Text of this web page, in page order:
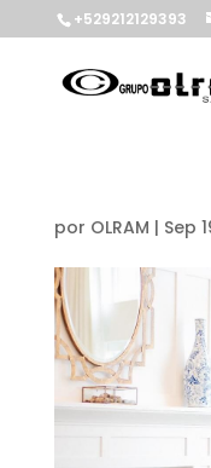
+529212129393
por OLRAM | Sep